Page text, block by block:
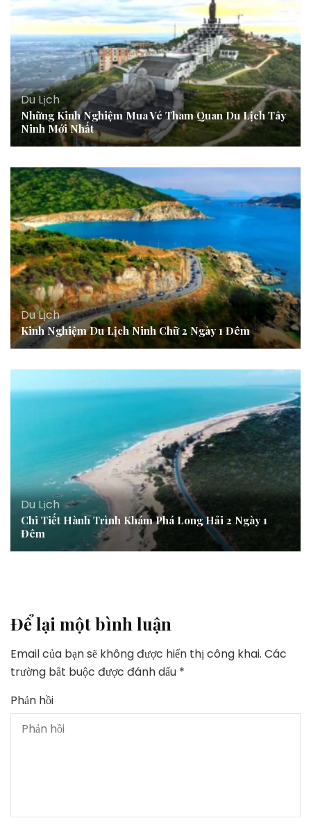
Du Lịch
Những Kinh Nghiệm Mua Vé Tham Quan Du Lịch Tây
Ninh Mới Nhất
Du Lịch
Kinh Nghiệm Du Lịch Ninh Chữ 2 Ngày 1 Đêm
Du Lịch
Chi Tiết Hành Trình Khám Phá Long Hải 2 Ngày 1
Đêm
Để lại một bình luận
Email của bạn sẽ không được hiển thị công khai. Các
trường bắt buộc được đánh dấu *
Phản hồi